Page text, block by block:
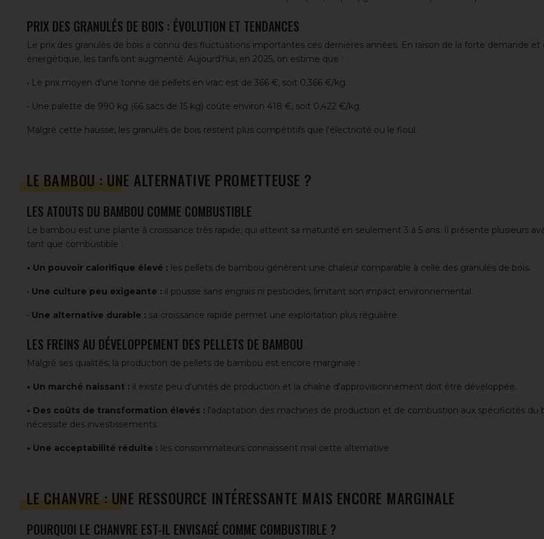
PRIX DES GRANULÉS DE BOIS : ÉVOLUTION ET TENDANCES
Le prix des granulés de bois a connu des fluctuations importantes ces dernières années. En raison de la forte demande et
énergétique, les tarifs ont augmenté. Aujourd'hui, en 2025, on estime que :
• Le prix moyen d'une tonne de pellets en vrac est de 366 €, soit 0,366 €/kg.
• Une palette de 990 kg (66 sacs de 15 kg) coûte environ 418 €, soit 0,422 €/kg.
Malgré cette hausse, les granulés de bois restent plus compétitifs que l'électricité ou le fioul.
LE BAMBOU : UNE ALTERNATIVE PROMETTEUSE ?
LES ATOUTS DU BAMBOU COMME COMBUSTIBLE
Le bambou est une plante à croissance très rapide, qui atteint sa maturité en seulement 3 à 5 ans. Il présente plusieurs
tant que combustible :
• Un pouvoir calorifique élevé : les pellets de bambou génèrent une chaleur comparable à celle des granulés de bois.
• Une culture peu exigeante : il pousse sans engrais ni pesticides, limitant son impact environnemental.
• Une alternative durable : sa croissance rapide permet une exploitation plus régulière.
LES FREINS AU DÉVELOPPEMENT DES PELLETS DE BAMBOU
Malgré ses qualités, la production de pellets de bambou est encore marginale :
• Un marché naissant : il existe peu d'unités de production et la chaîne d'approvisionnement doit être développée.
• Des coûts de transformation élevés : l'adaptation des machines de production et de combustion aux spécificités du
nécessite des investissements.
• Une acceptabilité réduite : les consommateurs connaissent mal cette alternative.
LE CHANVRE : UNE RESSOURCE INTÉRESSANTE MAIS ENCORE MARGINALE
POURQUOI LE CHANVRE EST-IL ENVISAGÉ COMME COMBUSTIBLE ?